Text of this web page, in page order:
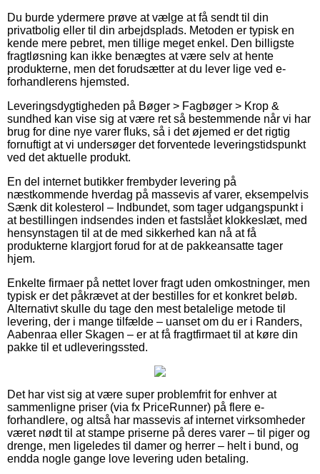
Du burde ydermere prøve at vælge at få sendt til din
privatbolig eller til din arbejdsplads. Metoden er typisk en
kende mere pebret, men tillige meget enkel. Den billigste
fragtløsning kan ikke benægtes at være selv at hente
produkterne, men det forudsætter at du lever lige ved e-
forhandlerens hjemsted.
Leveringsdygtigheden på Bøger > Fagbøger > Krop &
sundhed kan vise sig at være ret så bestemmende når vi har
brug for dine nye varer fluks, så i det øjemed er det rigtig
fornuftigt at vi undersøger det forventede leveringstidspunkt
ved det aktuelle produkt.
En del internet butikker frembyder levering på
næstkommende hverdag på massevis af varer, eksempelvis
Sænk dit kolesterol – Indbundet, som tager udgangspunkt i
at bestillingen indsendes inden et fastslået klokkeslæt, med
hensynstagen til at de med sikkerhed kan nå at få
produkterne klargjort forud for at de pakkeansatte tager
hjem.
Enkelte firmaer på nettet lover fragt uden omkostninger, men
typisk er det påkrævet at der bestilles for et konkret beløb.
Alternativt skulle du tage den mest betalelige metode til
levering, der i mange tilfælde – uanset om du er i Randers,
Aabenraa eller Skagen – er at få fragtfirmaet til at køre din
pakke til et udleveringssted.
Det har vist sig at være super problemfrit for enhver at
sammenligne priser (via fx PriceRunner) på flere e-
forhandlere, og altså har massevis af internet virksomheder
været nødt til at stampe priserne på deres varer – til piger og
drenge, men ligeledes til damer og herrer – helt i bund, og
endda nogle gange love levering uden betaling.